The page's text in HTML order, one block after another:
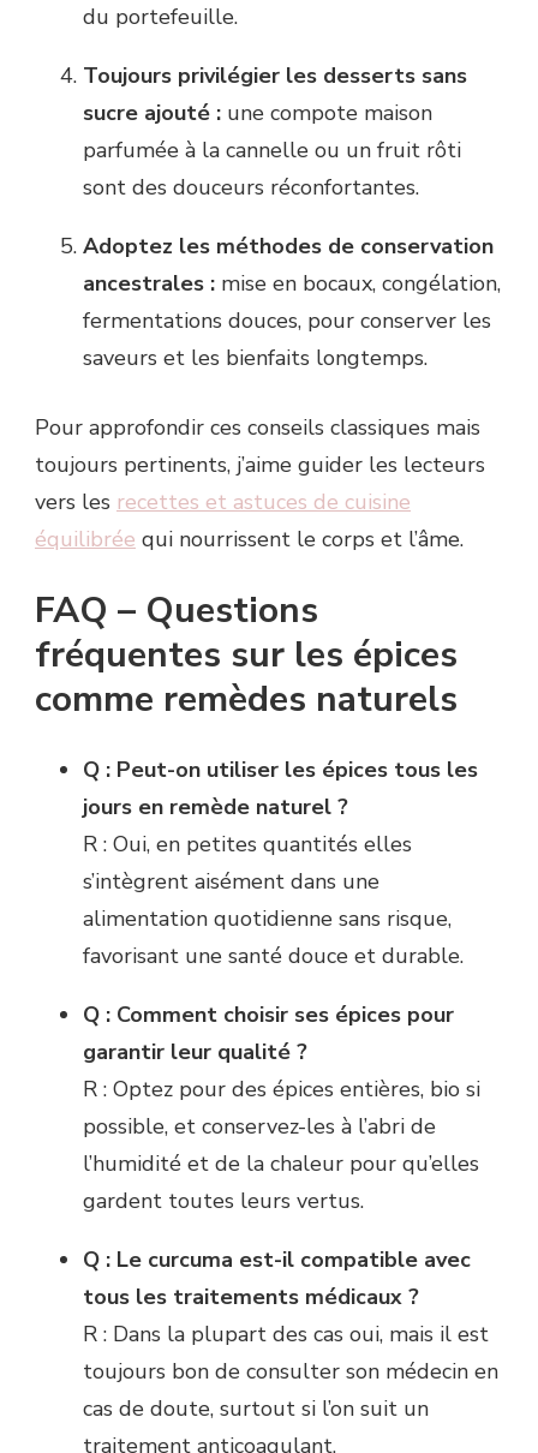
du portefeuille.
Toujours privilégier les desserts sans
sucre ajouté : une compote maison
parfumée à la cannelle ou un fruit rôti
sont des douceurs réconfortantes.
Adoptez les méthodes de conservation
ancestrales : mise en bocaux, congélation,
fermentations douces, pour conserver les
saveurs et les bienfaits longtemps.
Pour approfondir ces conseils classiques mais
toujours pertinents, j’aime guider les lecteurs
vers les recettes et astuces de cuisine
équilibrée qui nourrissent le corps et l’âme.
FAQ – Questions
fréquentes sur les épices
comme remèdes naturels
Q : Peut-on utiliser les épices tous les
jours en remède naturel ?
R : Oui, en petites quantités elles
s’intègrent aisément dans une
alimentation quotidienne sans risque,
favorisant une santé douce et durable.
Q : Comment choisir ses épices pour
garantir leur qualité ?
R : Optez pour des épices entières, bio si
possible, et conservez-les à l’abri de
l’humidité et de la chaleur pour qu’elles
gardent toutes leurs vertus.
Q : Le curcuma est-il compatible avec
tous les traitements médicaux ?
R : Dans la plupart des cas oui, mais il est
toujours bon de consulter son médecin en
cas de doute, surtout si l’on suit un
traitement anticoagulant.